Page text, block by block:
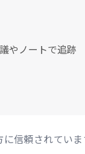
やノートで追跡
信頼されていま